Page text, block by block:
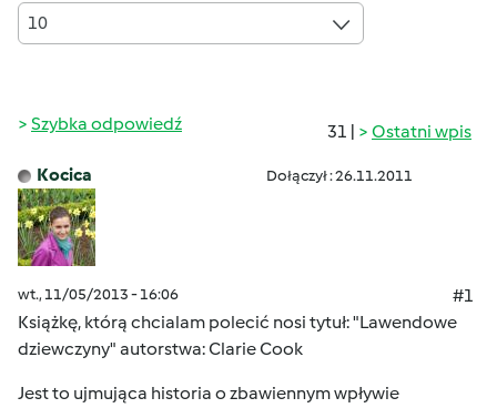
10
31 | Ostatni wpis
Szybka odpowiedź
Kocica Dołączył : 26.11.2011
wt., 11/05/2013 - 16:06
#1
Książkę, którą chcialam polecić nosi tytuł: "Lawendowe
dziewczyny" autorstwa: Clarie Cook
Jest to ujmująca historia o zbawiennym wpływie